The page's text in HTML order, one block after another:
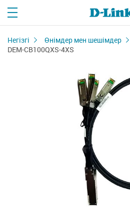
Негізгі Өнімдер мен шешімдер
DEM-CB100QXS-4XS